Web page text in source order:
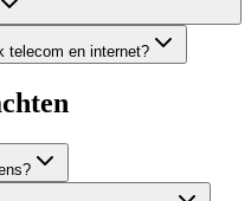
telecom en internet?